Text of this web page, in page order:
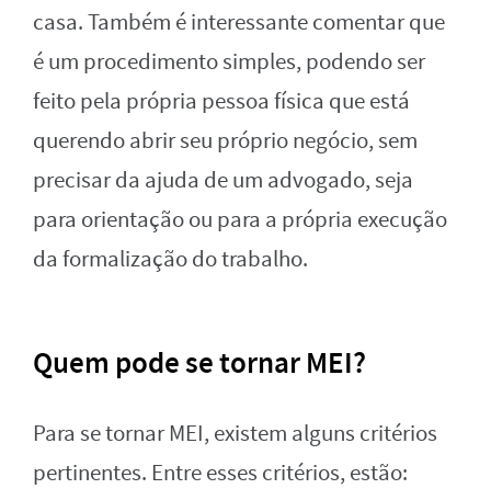
casa. Também é interessante comentar que
é um procedimento simples, podendo ser
feito pela própria pessoa física que está
querendo abrir seu próprio negócio, sem
precisar da ajuda de um advogado, seja
para orientação ou para a própria execução
da formalização do trabalho.
Quem pode se tornar MEI?
Para se tornar MEI, existem alguns critérios
pertinentes. Entre esses critérios, estão: